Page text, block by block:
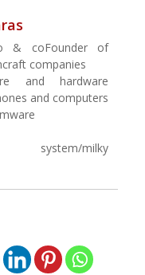
& coFounder of
companies
and hardware
and computers
system/milky